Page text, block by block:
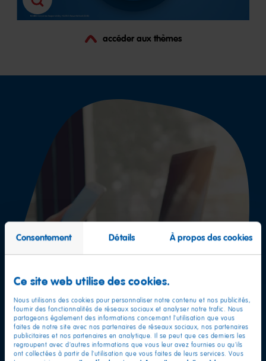
Consentement Détails À propos des cookies
Ce site web utilise des cookies.
Nous utilisons des cookies pour personnaliser notre contenu et nos publicités,
fournir des fonctionnalités de réseaux sociaux et analyser notre trafic. Nous
partageons également des informations concernant l'utilisation que vous
faites de notre site avec nos partenaires de réseaux sociaux, nos partenaires
publicitaires et nos partenaires en analytique. Il se peut que ces derniers les
regroupent avec d'autres informations que vous leur avez fournies ou qu'ils
ont collectées à partir de l'utilisation que vous faites de leurs services. Vous
accéder aux thèmes